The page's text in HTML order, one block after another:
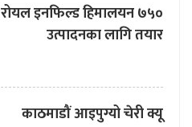
रोयल इनफिल्ड हिमालयन ७५०
उत्पादनका लागि तयार
काठमाडौं आइपुग्यो चेरी क्यू